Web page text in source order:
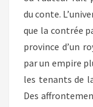
du conte.
que la contrée
province d’un
par un empire
les tenants de
Des